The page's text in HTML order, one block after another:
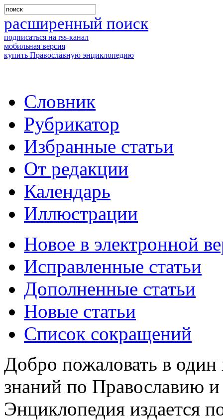
расширенный поиск
подписаться на rss-канал
мобильная версия
купить Православную энциклопедию
Словник
Рубрикатор
Избранные статьи
От редакции
Календарь
Иллюстрации
Новое в электронной
Исправленные статьи
Дополненные статьи
Новые статьи
Список сокращений
Добро пожаловать в
знаний по Православию
Энциклопедия издается